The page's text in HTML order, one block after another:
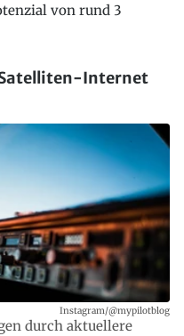
von rund 3
Satelliten-Internet
durch aktuellere
Instagram/@mypilotblog